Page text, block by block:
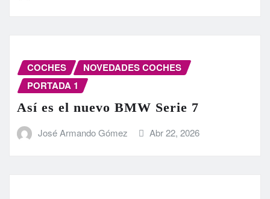
COCHES
NOVEDADES COCHES
PORTADA 1
Así es el nuevo BMW Serie 7
José Armando Gómez Abr 22, 2026